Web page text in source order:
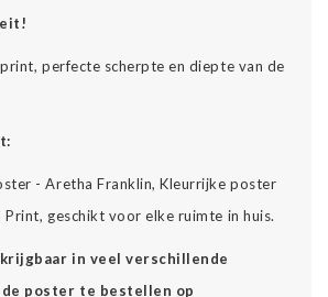
perfecte scherpte en diepte van de
- Aretha Franklin, Kleurrijke poster
geschikt voor elke ruimte in huis.
in veel verschillende
poster te bestellen op